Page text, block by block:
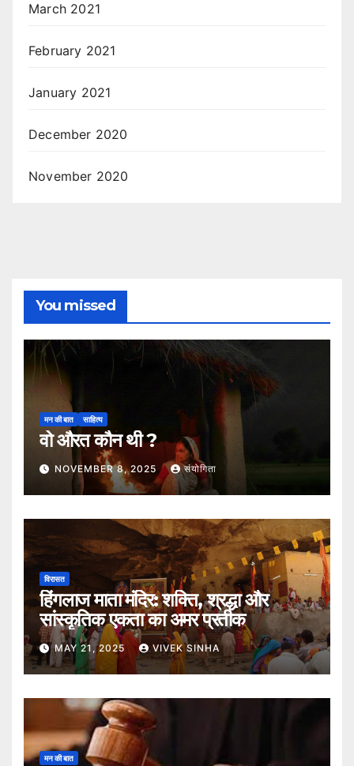
March 2021
February 2021
January 2021
December 2020
November 2020
You missed
मन की बात साहित्य
वो औरत कौन थी ?
NOVEMBER 8, 2025 संयोगिता
विरासत
हिंगलाज माता मंदिर: शक्ति, श्रद्धा और
सांस्कृतिक एकता का अमर प्रतीक
MAY 21, 2025 VIVEK SINHA
मन की बात